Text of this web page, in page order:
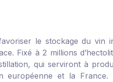
le stockage du
Fixé à 2 millions
qui serviront à
européenne et la